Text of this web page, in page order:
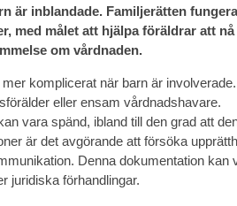
är inblandade. Familjerätten
med målet att hjälpa föräldrar att nå
om vårdnaden.
komplicerat när barn är involverade.
eller ensam vårdnadshavare.
vara spänd, ibland till den grad att
är det avgörande att försöka
Denna dokumentation kan
juridiska förhandlingar.